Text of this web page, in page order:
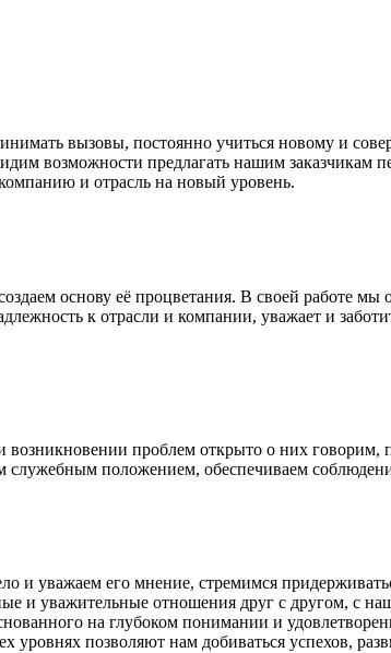
вызовы, постоянно учиться новому и
возможности предлагать нашим заказчикам
и отрасль на новый уровень.
основу её процветания. В своей работе
к отрасли и компании, уважает и
проблем открыто о них говорим,
служебным положением, обеспечиваем
и уважаем его мнение, стремимся
и уважительные отношения друг с другом, с
на глубоком понимании и
позволяют нам добиваться успехов,